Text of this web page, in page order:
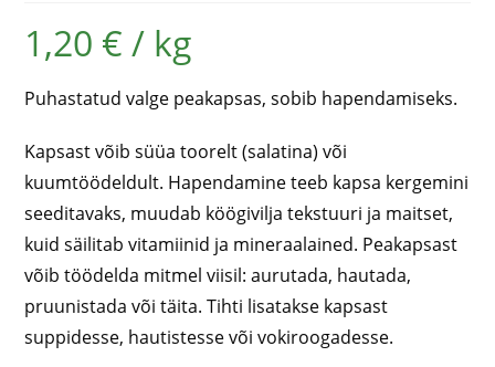
1,20 € / kg
Puhastatud valge peakapsas, sobib hapendamiseks.
Kapsast võib süüa toorelt (salatina) või
kuumtöödeldult. Hapendamine teeb kapsa kergemini
seeditavaks, muudab köögivilja tekstuuri ja maitset,
kuid säilitab vitamiinid ja mineraalained. Peakapsast
võib töödelda mitmel viisil: aurutada, hautada,
pruunistada või täita. Tihti lisatakse kapsast
suppidesse, hautistesse või vokiroogadesse.